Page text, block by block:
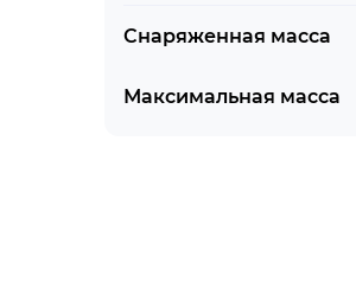
Снаряженная масса
Максимальная масса